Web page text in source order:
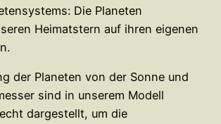
Die Planeten
Heimatstern auf ihren eigenen
der Planeten von der Sonne und
sind in unserem Modell
dargestellt, um die